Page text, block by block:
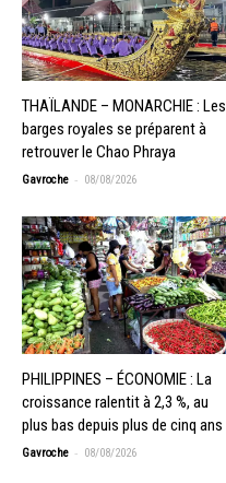
THAÏLANDE – MONARCHIE : Les
barges royales se préparent à
retrouver le Chao Phraya
Gavroche - 08/08/2026
PHILIPPINES – ÉCONOMIE : La
croissance ralentit à 2,3 %, au
plus bas depuis plus de cinq ans
Gavroche - 08/08/2026